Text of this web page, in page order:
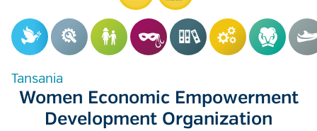
Tansania
Women Economic Empowerment
Development Organization